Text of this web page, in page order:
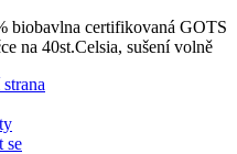
biobavlna certifikovaná GOTS
na 40st.Celsia, sušení volně
se